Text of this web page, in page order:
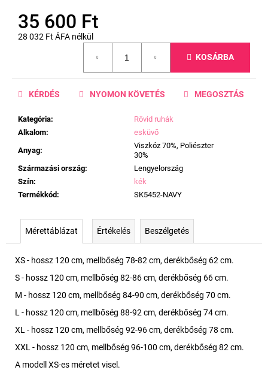
35 600 Ft
28 032 Ft ÁFA nélkül
KOSÁRBA
Kategória:
Rövid ruhák
Alkalom:
esküvő
Anyag:
Viszkóz 70%, Poliészter
30%
Származási ország:
Lengyelország
Szín:
kék
Termékkód: SK5452-NAVY
KÉRDÉS NYOMON KÖVETÉS MEGOSZTÁS
Mérettáblázat Értékelés Beszélgetés
XS - hossz 120 cm, mellbőség 78-82 cm, derékbőség 62 cm.
S - hossz 120 cm, mellbőség 82-86 cm, derékbőség 66 cm.
M - hossz 120 cm, mellbőség 84-90 cm, derékbőség 70 cm.
L - hossz 120 cm, mellbőség 88-92 cm, derékbőség 74 cm.
XL - hossz 120 cm, mellbőség 92-96 cm, derékbőség 78 cm.
XXL - hossz 120 cm, mellbőség 96-100 cm, derékbőség 82 cm.
A modell XS-es méretet visel.